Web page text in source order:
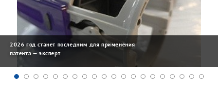
2026 год станет последним для применения
патента — эксперт